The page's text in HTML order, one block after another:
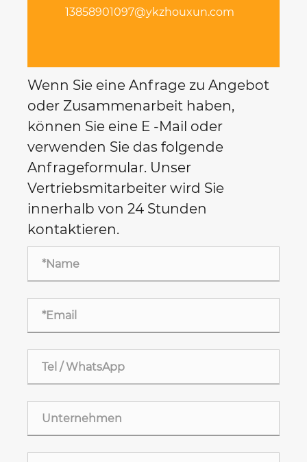
13858901097@ykzhouxun.com
Wenn Sie eine Anfrage zu Angebot
oder Zusammenarbeit haben,
können Sie eine E -Mail oder
verwenden Sie das folgende
Anfrageformular. Unser
Vertriebsmitarbeiter wird Sie
innerhalb von 24 Stunden
kontaktieren.